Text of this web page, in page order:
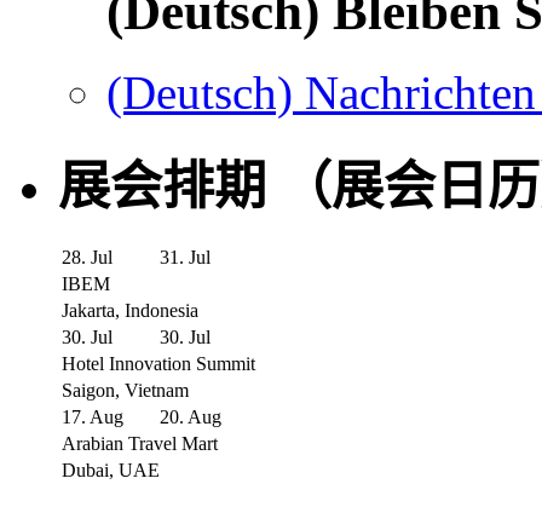
(Deutsch) Bleiben
(Deutsch)
展会排期 （展会日
28. Jul
31. Jul
IBEM
Jakarta, Indonesia
30. Jul
30. Jul
Hotel Innovation Summit
Saigon, Vietnam
17. Aug
20. Aug
Arabian Travel Mart
Dubai, UAE